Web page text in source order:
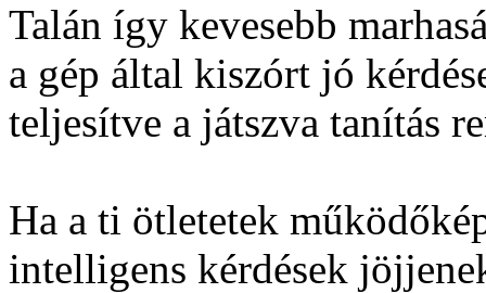
Talán így kevesebb
a gép által kiszórt jó
teljesítve a játszva tanítás
Ha a ti ötletetek
intelligens kérdések